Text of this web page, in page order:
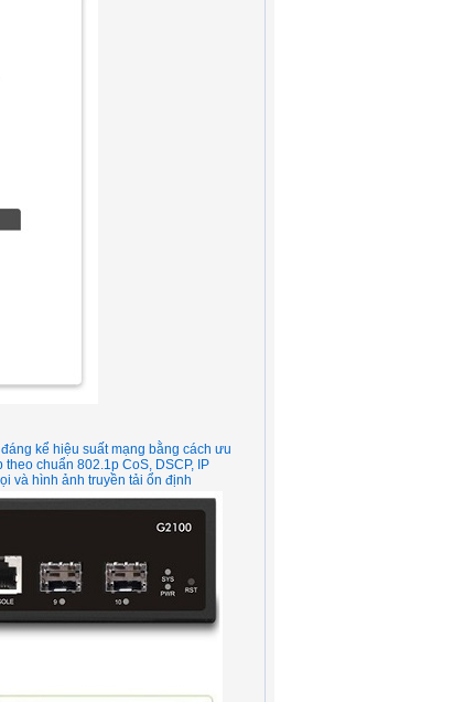
kể hiệu suất mạng bằng cách ưu
chuẩn 802.1p CoS, DSCP, IP
và hình ảnh truyền tải ổn định